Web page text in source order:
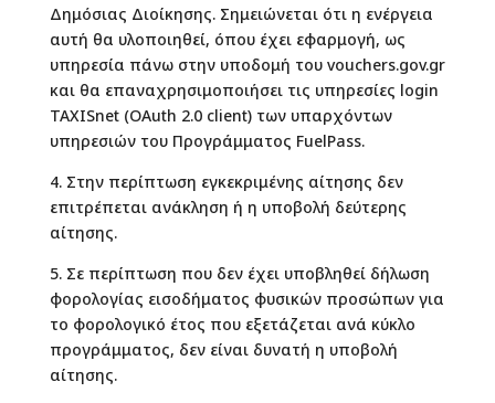
Δημόσιας Διοίκησης. Σημειώνεται ότι η ενέργεια
αυτή θα υλοποιηθεί, όπου έχει εφαρμογή, ως
υπηρεσία πάνω στην υποδομή του vouchers.gov.gr
και θα επαναχρησιμοποιήσει τις υπηρεσίες login
TAXISnet (OAuth 2.0 client) των υπαρχόντων
υπηρεσιών του Προγράμματος FuelPass.
4. Στην περίπτωση εγκεκριμένης αίτησης δεν
επιτρέπεται ανάκληση ή η υποβολή δεύτερης
αίτησης.
5. Σε περίπτωση που δεν έχει υποβληθεί δήλωση
φορολογίας εισοδήματος φυσικών προσώπων για
το φορολογικό έτος που εξετάζεται ανά κύκλο
προγράμματος, δεν είναι δυνατή η υποβολή
αίτησης.